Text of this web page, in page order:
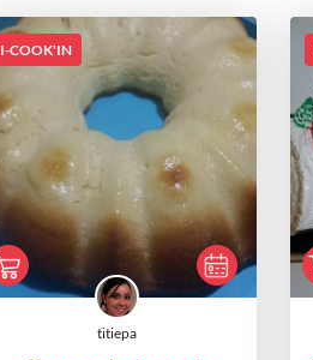
I-COOK'IN
titiepa